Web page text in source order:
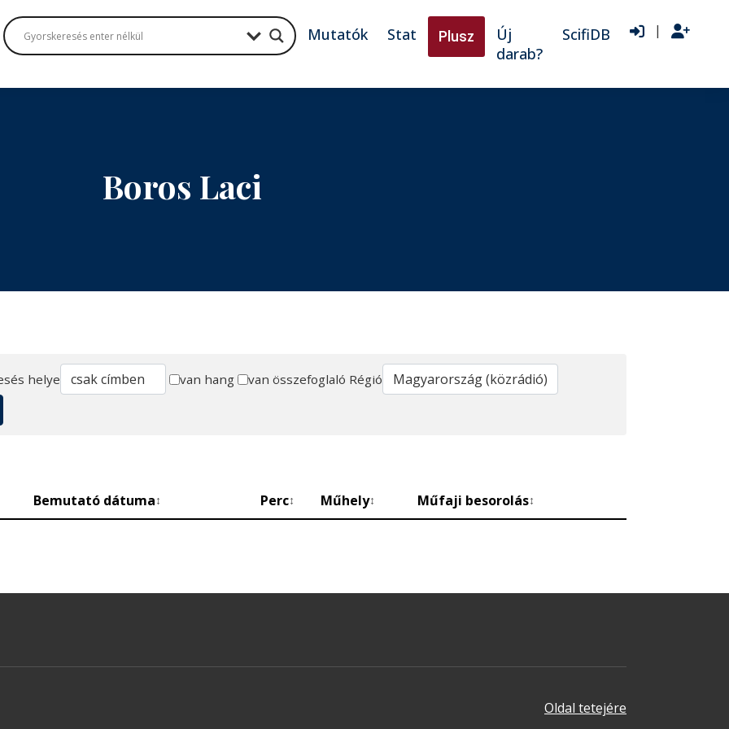
Mutatók Stat Plusz
Új
darab?
ScifiDB |
Boros Laci
helye van hang van összefoglaló Régió
Bemutató dátuma↕ Perc↕ Műhely↕ Műfaji besorolás↕
Oldal tetejére